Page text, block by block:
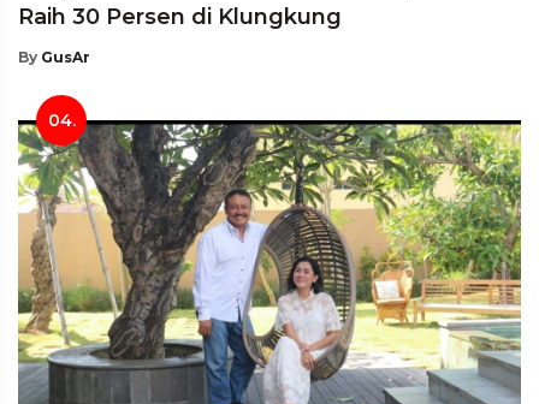
Raih 30 Persen di Klungkung
By GusAr
04.